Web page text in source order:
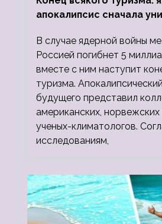
апокалипсис сначала
людей
В случае ядерной войны
Россией погибнет 5
вместе с ним наступит
туризма.
будущего представил
американских,
ученых-климатологов.
исследованиям,